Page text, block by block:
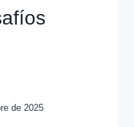
de 2025